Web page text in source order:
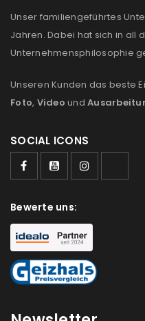
Unser familiengeführtes
Jahren. Dabei hat sich in all
Unternehmensphilosophie
Unseren Kunden das beste
Foto, Video und
SOCIAL ICONS
Bewerte uns: